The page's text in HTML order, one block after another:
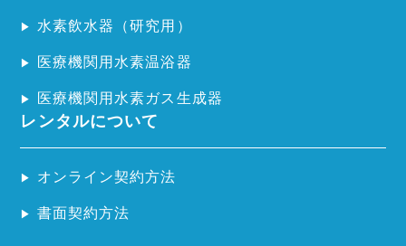
水素飲水器（研究用）
医療機関用水素温浴器
医療機関用水素ガス生成器
レンタルについて
オンライン契約方法
書面契約方法